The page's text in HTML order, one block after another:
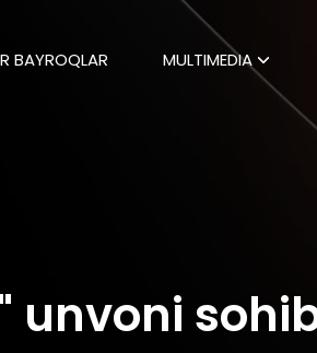
BAYROQLAR MULTIMEDIA
unvoni